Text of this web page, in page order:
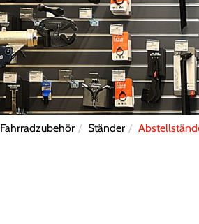
Fahrradzubehör Ständer